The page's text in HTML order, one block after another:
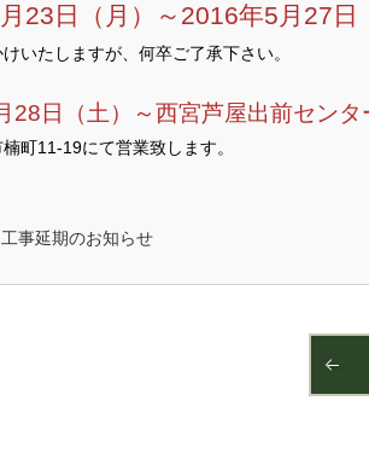
23日（月）～2016年5月27日
いたしますが、何卒ご了承下さい。
28日（土）～西宮芦屋出前センタ
町11-19にて営業致します。
事延期のお知らせ